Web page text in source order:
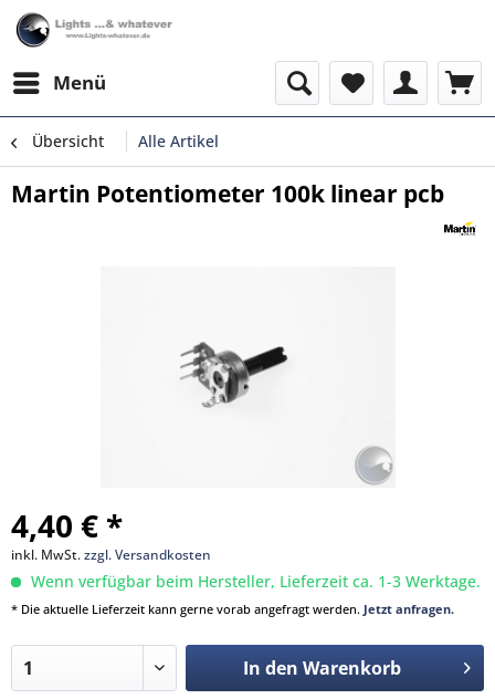
Menü
Übersicht Alle Artikel
Martin Potentiometer 100k linear pcb
4,40 € *
inkl. MwSt.zzgl. Versandkosten
Wenn verfügbar beim Hersteller, Lieferzeit ca. 1-3 Werktage.
* Die aktuelle Lieferzeit kann gerne vorab angefragt werden. Jetzt anfragen.
In den Warenkorb